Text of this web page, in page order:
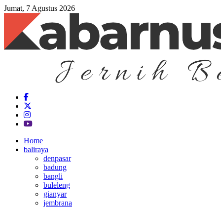
Jumat, 7 Agustus 2026
Home
baliraya
denpasar
badung
bangli
buleleng
gianyar
jembrana